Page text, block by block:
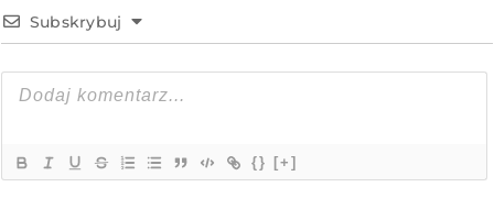
Subskrybuj
{} [+]